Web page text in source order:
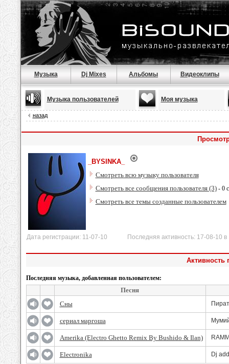
Музыка Dj Mixes Альбомы Видеоклипы
Музыка пользователей Моя музыка
назад
_BYSINKA_
Смотреть всю музыку пользователя
Смотреть все сообщения пользователя (3)- 0
Смотреть все темы созданные пользователем
Дата регистрации: 11-07-10 Последняя активность: 17-08-10 в
Активность
Последняя музыка, добавленная пользователем:
Песня
Сны
сериал маргоша
Amerika (Electro Ghetto Remix By Bushido & Ilan)
Electronika Dj